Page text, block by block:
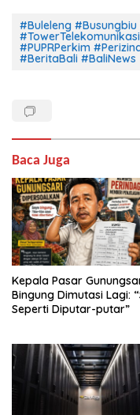
#Buleleng
#PUPRPerkim
#BeritaBali #BaliNews
Baca Juga
Kepala Pasar
Bingung Dimutasi Lagi:
Seperti Diputar-putar”